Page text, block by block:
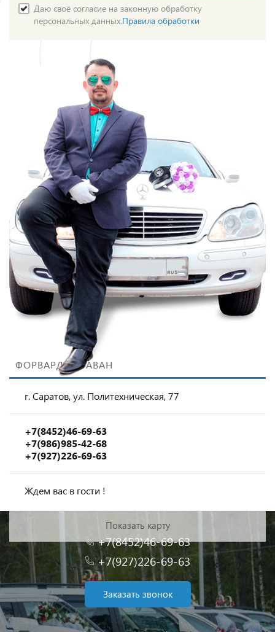
Даю своё согласие на законную обработку
персональных данных.Правила обработки
ФОРВАРД КАРАВАН
г. Саратов, ул. Политехническая, 77
+7(8452)46-69-63
+7(986)985-42-68
+7(927)226-69-63
Ждем вас в гости !
Показать карту
+7(8452)46-69-63
+7(927)226-69-63
Заказать звонок